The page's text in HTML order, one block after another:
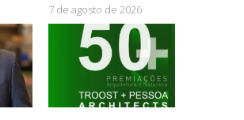
7 de agosto de 2026